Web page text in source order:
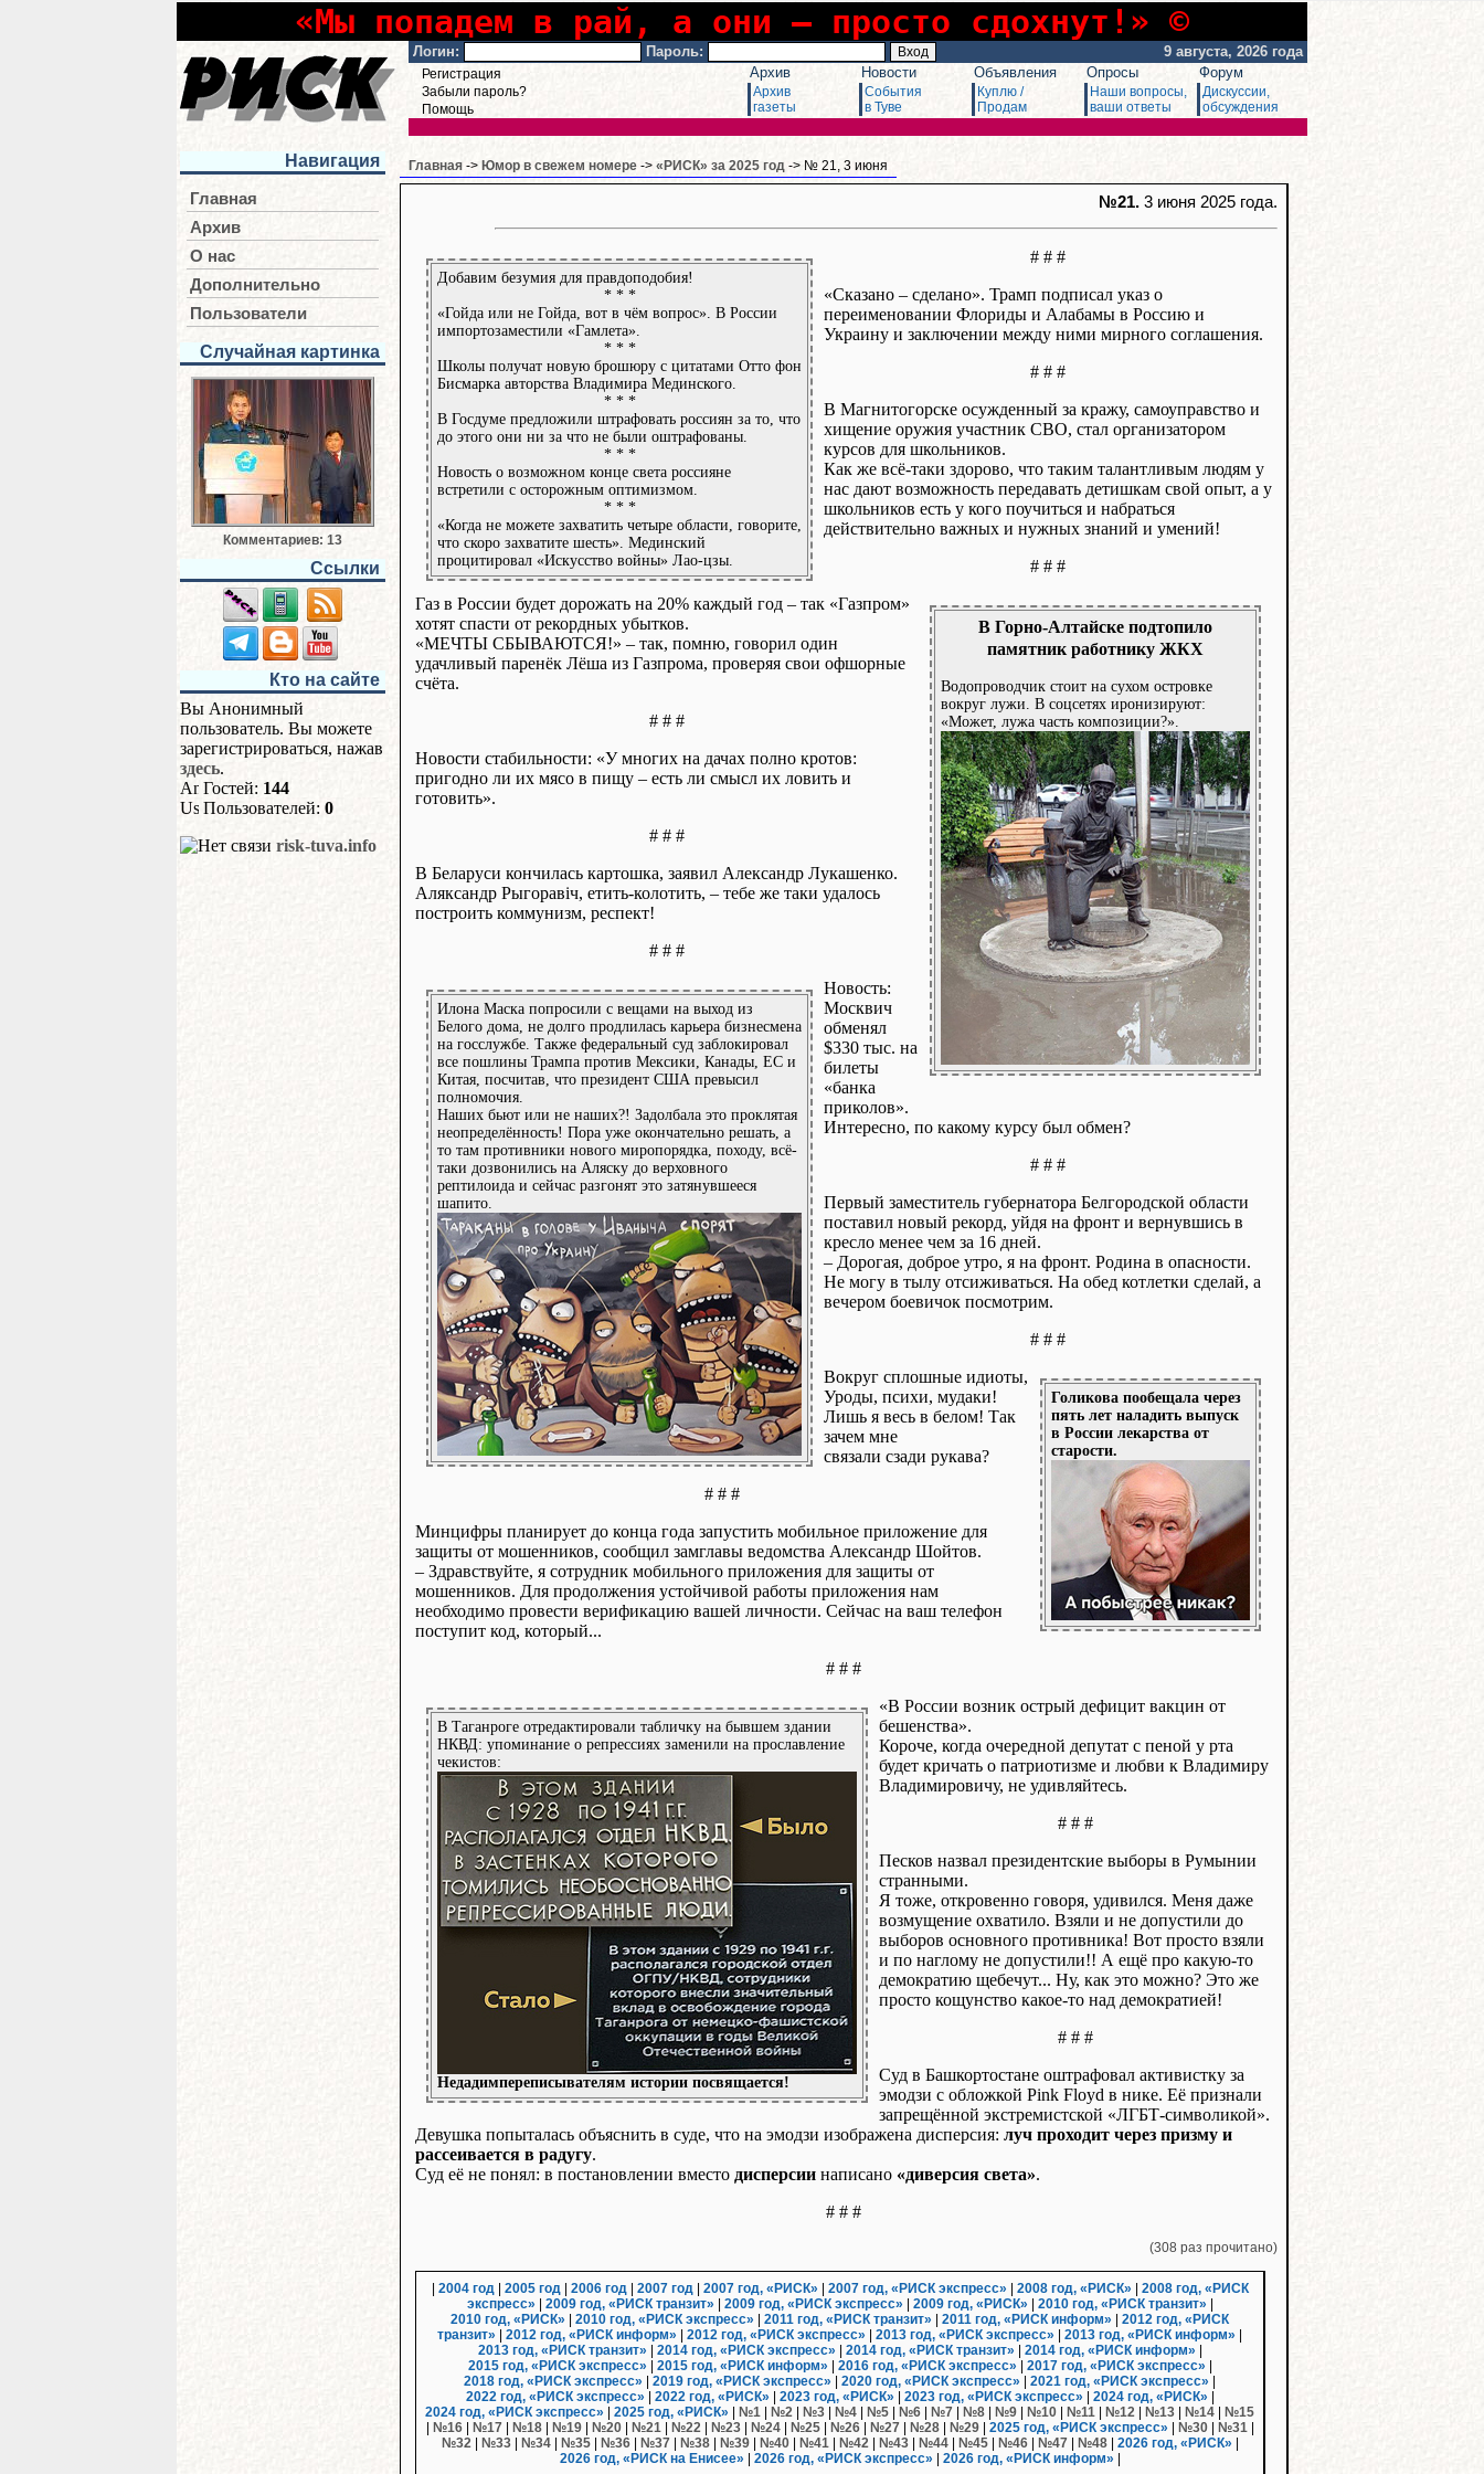
«Мы попадем в рай, а они – просто сдохнут!» ©
Логин: Пароль: 9 августа, 2026 года
Регистрация
Забыли пароль?
Помощь
Архив
Архив
газеты
Новости
События
в Туве
Объявления
Куплю /
Продам
Опросы
Наши вопросы,
ваши ответы
Форум
Дискуссии,
обсуждения
Навигация
Главная
Архив
О нас
Дополнительно
Пользователи
Случайная картинка
Комментариев: 13
Ссылки
Кто на сайте
Вы Анонимный
пользователь. Вы можете
зарегистрироваться, нажав
здесь.
Гостей: 144
Пользователей: 0
risk-tuva.info
Главная -> Юмор в свежем номере -> «РИСК» за 2025 год -> № 21, 3 июня
№21. 3 июня 2025 года.
Добавим безумия для правдоподобия!
* * *
«Гойда или не Гойда, вот в чём вопрос». В России
импортозаместили «Гамлета».
* * *
Школы получат новую брошюру с цитатами Отто фон
Бисмарка авторства Владимира Мединского.
* * *
В Госдуме предложили штрафовать россиян за то, что
до этого они ни за что не были оштрафованы.
* * *
Новость о возможном конце света россияне
встретили с осторожным оптимизмом.
* * *
«Когда не можете захватить четыре области, говорите,
что скоро захватите шесть». Мединский
процитировал «Искусство войны» Лао-цзы.
# # #
«Сказано – сделано». Трамп подписал указ о
переименовании Флориды и Алабамы в Россию и
Украину и заключении между ними мирного соглашения.
# # #
В Магнитогорске осужденный за кражу, самоуправство и
хищение оружия участник СВО, стал организатором
курсов для школьников.
Как же всё-таки здорово, что таким талантливым людям у
нас дают возможность передавать детишкам свой опыт, а у
школьников есть у кого поучиться и набраться
действительно важных и нужных знаний и умений!
# # #
В Горно-Алтайске подтопило
памятник работнику ЖКХ
Водопроводчик стоит на сухом островке
вокруг лужи. В соцсетях иронизируют:
«Может, лужа часть композиции?».
Газ в России будет дорожать на 20% каждый год – так «Газпром»
хотят спасти от рекордных убытков.
«МЕЧТЫ СБЫВАЮТСЯ!» – так, помню, говорил один
удачливый паренёк Лёша из Газпрома, проверяя свои офшорные
счёта.
# # #
Новости стабильности: «У многих на дачах полно кротов:
пригодно ли их мясо в пищу – есть ли смысл их ловить и
готовить».
# # #
В Беларуси кончилась картошка, заявил Александр Лукашенко.
Аляксандр Рыгоравіч, етить-колотить, – тебе же таки удалось
построить коммунизм, респект!
# # #
Илона Маска попросили с вещами на выход из
Белого дома, не долго продлилась карьера бизнесмена
на госслужбе. Также федеральный суд заблокировал
все пошлины Трампа против Мексики, Канады, ЕС и
Китая, посчитав, что президент США превысил
полномочия.
Наших бьют или не наших?! Задолбала это проклятая
неопределённость! Пора уже окончательно решать, а
то там противники нового миропорядка, походу, всё-
таки дозвонились на Аляску до верховного
рептилоида и сейчас разгонят это затянувшееся
шапито.
Новость:
Москвич
обменял
$330 тыс. на
билеты
«банка
приколов».
Интересно, по какому курсу был обмен?
# # #
Первый заместитель губернатора Белгородской области
поставил новый рекорд, уйдя на фронт и вернувшись в
кресло менее чем за 16 дней.
– Дорогая, доброе утро, я на фронт. Родина в опасности.
Не могу в тылу отсиживаться. На обед котлетки сделай, а
вечером боевичок посмотрим.
# # #
Голикова пообещала через
пять лет наладить выпуск
в России лекарства от
старости.
Вокруг сплошные идиоты,
Уроды, психи, мудаки!
Лишь я весь в белом! Так
зачем мне
связали сзади рукава?
# # #
Минцифры планирует до конца года запустить мобильное приложение для
защиты от мошенников, сообщил замглавы ведомства Александр Шойтов.
– Здравствуйте, я сотрудник мобильного приложения для защиты от
мошенников. Для продолжения устойчивой работы приложения нам
необходимо провести верификацию вашей личности. Сейчас на ваш телефон
поступит код, который...
# # #
В Таганроге отредактировали табличку на бывшем здании
НКВД: упоминание о репрессиях заменили на прославление
чекистов:
Недадимпереписывателям истории посвящается!
«В России возник острый дефицит вакцин от
бешенства».
Короче, когда очередной депутат с пеной у рта
будет кричать о патриотизме и любви к Владимиру
Владимировичу, не удивляйтесь.
# # #
Песков назвал президентские выборы в Румынии
странными.
Я тоже, откровенно говоря, удивился. Меня даже
возмущение охватило. Взяли и не допустили до
выборов основного противника! Вот просто взяли
и по наглому не допустили!! А ещё про какую-то
демократию щебечут... Ну, как это можно? Это же
просто кощунство какое-то над демократией!
# # #
Суд в Башкортостане оштрафовал активистку за
эмодзи с обложкой Pink Floyd в нике. Её признали
запрещённой экстремистской «ЛГБТ-символикой».
Девушка попыталась объяснить в суде, что на эмодзи изображена дисперсия: луч проходит через призму и
рассеивается в радугу.
Суд её не понял: в постановлении вместо дисперсии написано «диверсия света».
# # #
(308 раз прочитано)
2004 год| 2005 год| 2006 год| 2007 год| 2007 год, «РИСК» 2007 год, «РИСК экспресс» 2008 год, «РИСК»
2008 год, «РИСК
экспресс»
2009 год, «РИСК транзит» 2009 год, «РИСК экспресс» 2009 год, «РИСК» 2010 год, «РИСК транзит»
2010 год, «РИСК»
2010 год, «РИСК экспресс» 2011 год, «РИСК транзит» 2011 год, «РИСК информ»
2012 год, «РИСК
транзит»
2012 год, «РИСК информ» 2012 год, «РИСК экспресс» 2013 год, «РИСК экспресс» 2013 год, «РИСК информ»
2013 год, «РИСК транзит»
2014 год, «РИСК экспресс» 2014 год, «РИСК транзит» 2014 год, «РИСК информ»
2015 год, «РИСК экспресс»
2015 год, «РИСК информ» 2016 год, «РИСК экспресс» 2017 год, «РИСК экспресс»
2018 год, «РИСК экспресс»
2019 год, «РИСК экспресс» 2020 год, «РИСК экспресс» 2021 год, «РИСК экспресс»
2022 год, «РИСК экспресс»
2022 год, «РИСК» 2023 год, «РИСК» 2023 год, «РИСК экспресс» 2024 год, «РИСК»
2024 год, «РИСК экспресс»
2025 год, «РИСК» №1 №2 №3 №4 №5 №6 №7 №8 №9 №10 №11 №12 №13 №14
№15
№16| №17| №18| №19| №20| №21| №22| №23| №24| №25| №26| №27| №28| №29| 2025 год, «РИСК экспресс» №30| №31|
№32| №33| №34| №35| №36| №37| №38| №39| №40| №41| №42| №43| №44| №45| №46| №47| №48| 2026 год, «РИСК»
2026 год, «РИСК на Енисее»
2026 год, «РИСК экспресс» 2026 год, «РИСК информ»